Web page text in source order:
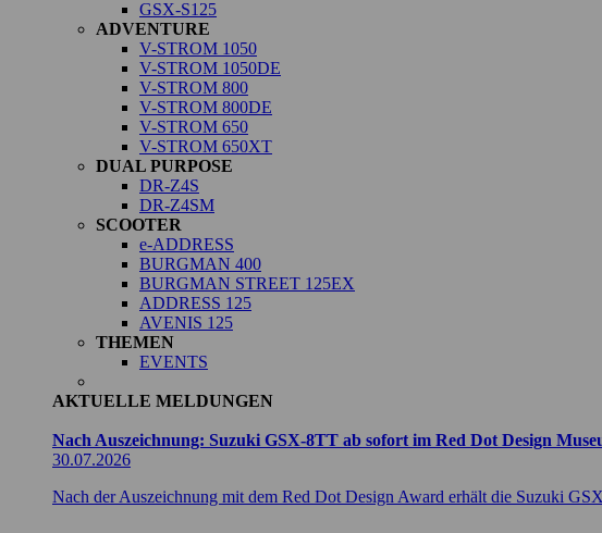
GSX-S125
ADVENTURE
V-STROM 1050
V-STROM 1050DE
V-STROM 800
V-STROM 800DE
V-STROM 650
V-STROM 650XT
DUAL PURPOSE
DR-Z4S
DR-Z4SM
SCOOTER
e-ADDRESS
BURGMAN 400
BURGMAN STREET 125EX
ADDRESS 125
AVENIS 125
THEMEN
EVENTS
AKTUELLE MELDUNGEN
Nach Auszeichnung: Suzuki GSX-8TT ab sofort im Red Dot Design
30.07.2026
Nach der Auszeichnung mit dem Red Dot Design Award erhält die Suzuki